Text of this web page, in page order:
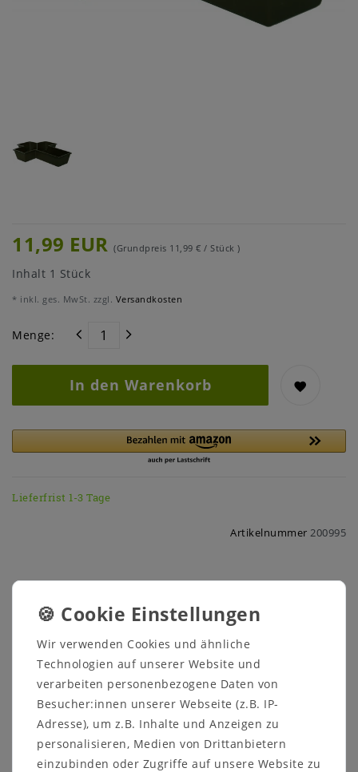
11,99 EUR (Grundpreis 11,99 € / Stück )
Inhalt 1 Stück
* inkl. ges. MwSt. zzgl. Versandkosten
Menge:
In den Warenkorb
Lieferfrist 1-3 Tage
Artikelnummer 200995
Sicher
Schneller
Beschreibung
Technische Daten
Wir verwenden Cookies und ähnliche
Technologien auf unserer Website und
verarbeiten personenbezogene Daten von
Besucher:innen unserer Webseite (z.B. IP-
Adresse), um z.B. Inhalte und Anzeigen zu
personalisieren, Medien von Drittanbietern
einzubinden oder Zugriffe auf unsere Website zu